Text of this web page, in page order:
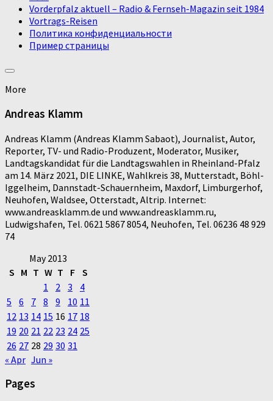
Vorderpfalz aktuell – Radio & Fernseh-Magazin seit 1984
Vortrags-Reisen
Политика конфиденциальности
Пример страницы
More
Andreas Klamm
Andreas Klamm (Andreas Klamm Sabaot), Journalist, Autor,
Reporter, TV- und Radio-Produzent, Moderator, Musiker,
Landtagskandidat für die Landtagswahlen in Rheinland-Pfalz
am 14. März 2021, DIE LINKE, Wahlkreis 38, Mutterstadt, Böhl-
Iggelheim, Dannstadt-Schauernheim, Maxdorf, Limburgerhof,
Neuhofen, Waldsee, Otterstadt, Altrip. Internet:
www.andreasklamm.de und www.andreasklamm.ru,
Ludwigshafen, Tel. 0621 5867 8054, Neuhofen, Tel. 06236 48 929
74
May 2013
S M T W T F S
1
2 3
4
5
6 7 8 9 10 11
12 13 14 15 16 17 18
19 20 21 22 23 24 25
26 27 28 29 30 31
« Apr Jun »
Pages